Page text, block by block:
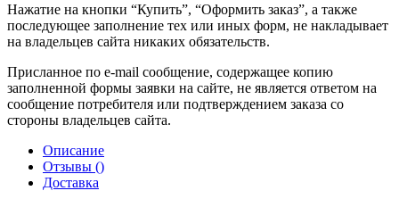
Нажатие на кнопки “Купить”, “Оформить заказ”, а также
последующее заполнение тех или иных форм, не накладывает
на владельцев сайта никаких обязательств.
Присланное по e-mail сообщение, содержащее копию
заполненной формы заявки на сайте, не является ответом на
сообщение потребителя или подтверждением заказа со
стороны владельцев сайта.
Описание
Отзывы ()
Доставка